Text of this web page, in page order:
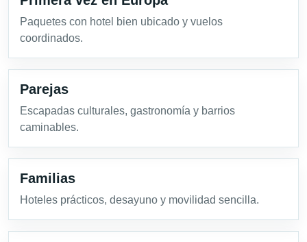
Paquetes con hotel bien ubicado y vuelos
coordinados.
Parejas
Escapadas culturales, gastronomía y barrios
caminables.
Familias
Hoteles prácticos, desayuno y movilidad sencilla.